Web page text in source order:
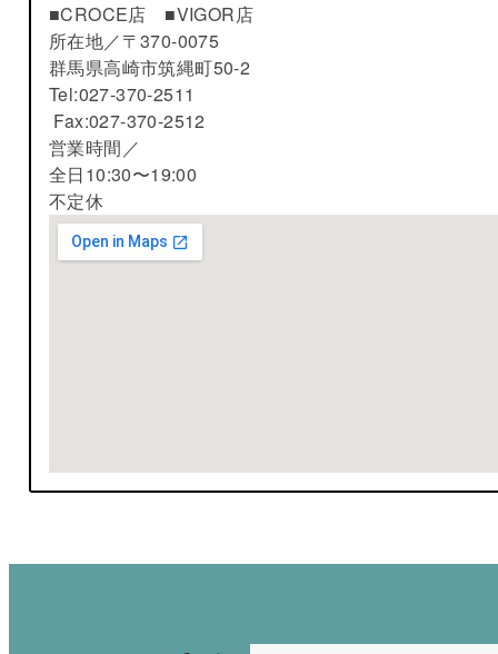
■CROCE店 ■VIGOR店
所在地／〒370-0075
群馬県高崎市筑縄町50-2
Tel:027-370-2511
Fax:027-370-2512
営業時間／
全日10:30〜19:00
不定休